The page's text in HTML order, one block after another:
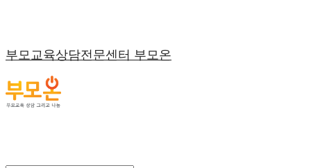
부모교육상담전문센터 부모온